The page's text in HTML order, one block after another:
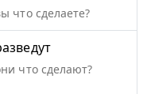
что сделаете?
что сделают?